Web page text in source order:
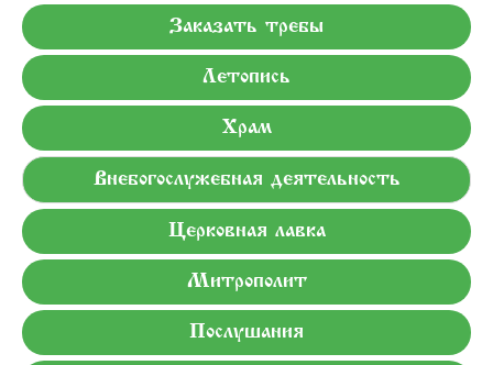
Заказать требы
Летопись
Храм
Внебогослужебная деятельность
Церковная лавка
Митрополит
Послушания